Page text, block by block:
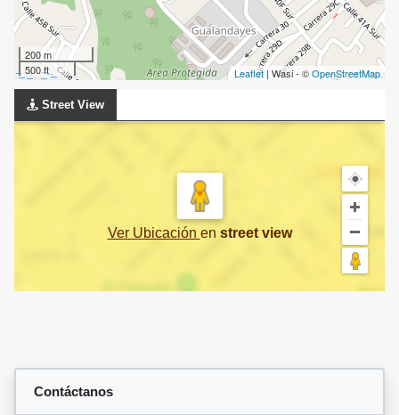
200 m
500 ft
Leaflet | Wasi - ©OpenStreetMap
Street View
Ver Ubicación en street view
Contáctanos